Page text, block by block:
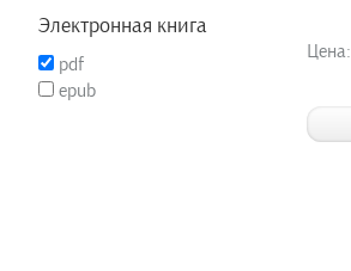
Электронная книга
pdf
epub
Цена: